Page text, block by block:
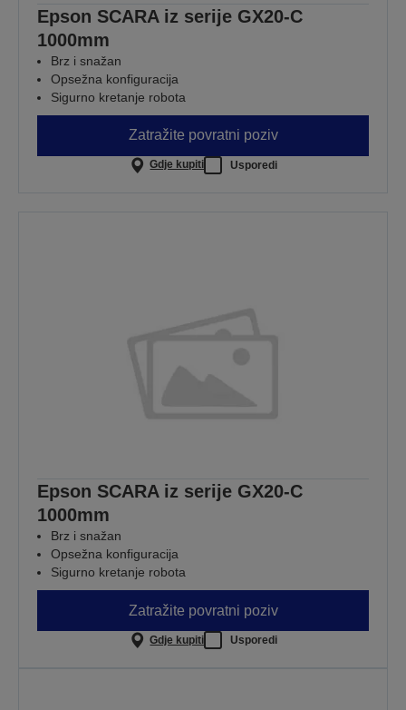
Epson SCARA iz serije GX20-C
1000mm
Brz i snažan
Opsežna konfiguracija
Sigurno kretanje robota
Zatražite povratni poziv
Gdje kupiti Usporedi
Epson SCARA iz serije GX20-C
1000mm
Brz i snažan
Opsežna konfiguracija
Sigurno kretanje robota
Zatražite povratni poziv
Gdje kupiti Usporedi